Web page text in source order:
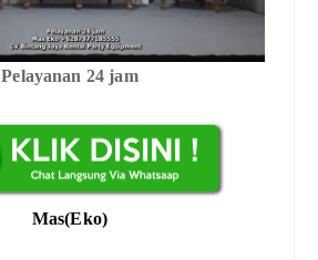
Pelayanan 24 jam
Mas(Eko)